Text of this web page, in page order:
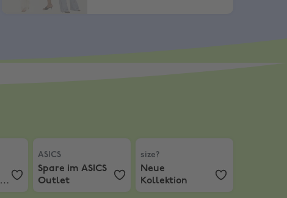
ASICS
Spare im ASICS
Outlet
size?
Neue
Kollektion